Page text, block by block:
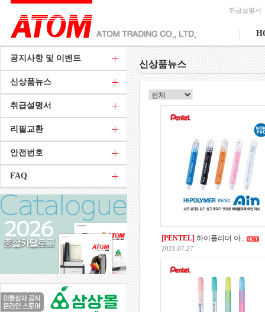
취급설명서
공지사항 및 이벤트
신상품뉴스
취급설명서
리필교환
안전번호
FAQ
신상품뉴스
[PENTEL] 하이폴리머 아..
2021.07.27